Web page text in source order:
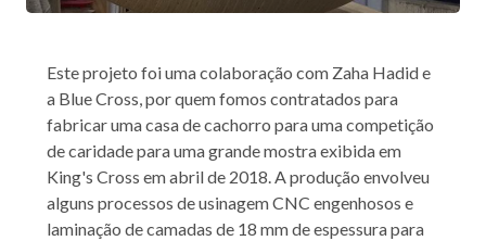
Este projeto foi uma colaboração com Zaha Hadid e
a Blue Cross, por quem fomos contratados para
fabricar uma casa de cachorro para uma competição
de caridade para uma grande mostra exibida em
King's Cross em abril de 2018. A produção envolveu
alguns processos de usinagem CNC engenhosos e
laminação de camadas de 18 mm de espessura para